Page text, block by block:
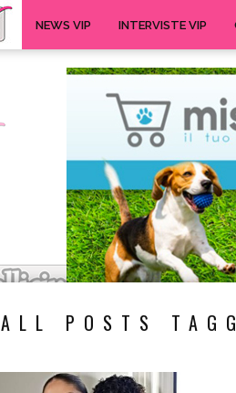
NEWS VIP INTERVISTE VIP
ALL POSTS